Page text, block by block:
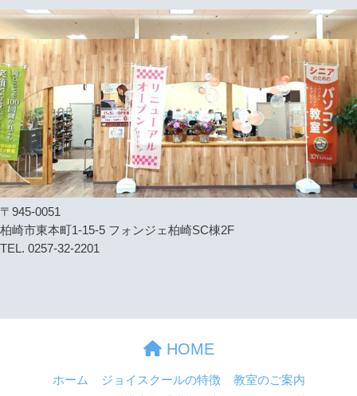
〒945-0051
柏崎市東本町1-15-5 フォンジェ柏崎SC棟2F
TEL. 0257-32-2201
HOME
ホーム ジョイスクールの特徴
教室のご案内